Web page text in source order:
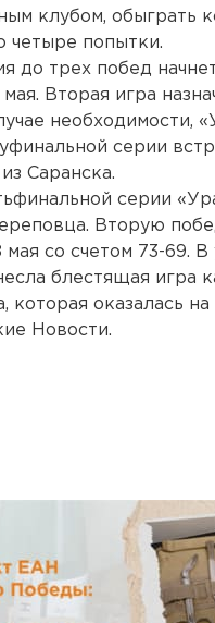
клубом, обыграть
четыре попытки.
до трех побед
Вторая игра
необходимости,
серии
Саранска.
серии
Вторую
со счетом 73-69.
блестящая игра
которая оказалась
Новости.